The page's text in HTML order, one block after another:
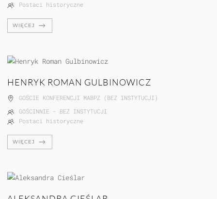
Postaci historyczne
WIĘCEJ
HENRYK ROMAN GULBINOWICZ
GOŚCIE KONFERENCJI MABPZ (BEZ INSTYTUCJI)
GOŚCINNIE - BEZ INSTYTUCJI
Postaci historyczne
WIĘCEJ